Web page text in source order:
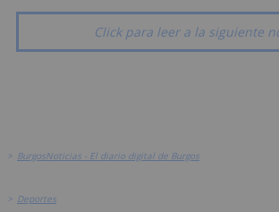
Click para leer a la siguiente
> BurgosNoticias - El diario digital de Burgos
> Deportes